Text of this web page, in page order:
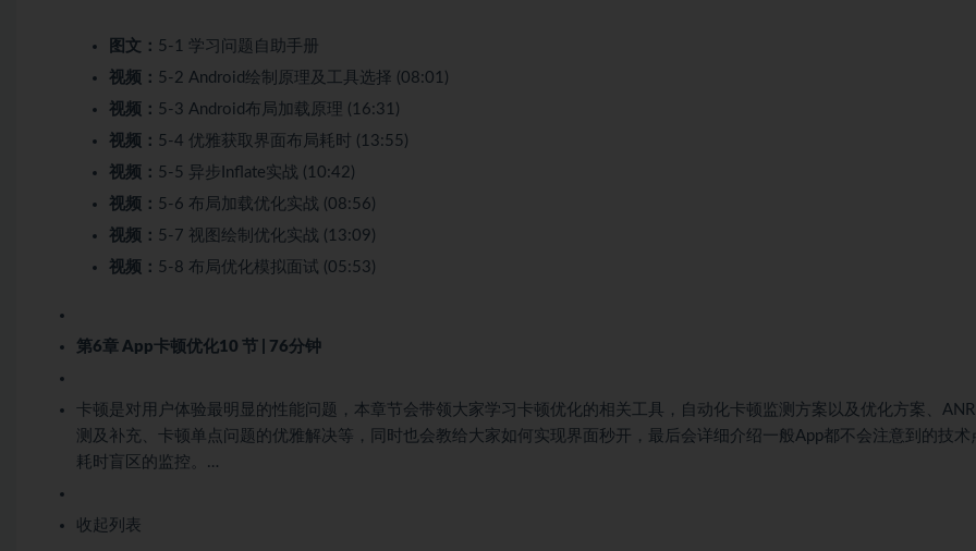
图文： 5-1 学习问题自助手册
视频： 5-2 Android绘制原理及工具选择 (08:01)
视频： 5-3 Android布局加载原理 (16:31)
视频： 5-4 优雅获取界面布局耗时 (13:55)
视频： 5-5 异步Inflate实战 (10:42)
视频： 5-6 布局加载优化实战 (08:56)
视频： 5-7 视图绘制优化实战 (13:09)
视频： 5-8 布局优化模拟面试 (05:53)
第6章 App卡顿优化10 节 | 76分钟
卡顿是对用户体验最明显的性能问题，本章节会带领大家学习卡顿优化的相关工具，自动化卡顿监测方案以及优化方案、
测及补充、卡顿单点问题的优雅解决等，同时也会教给大家如何实现界面秒开，最后会详细介绍一般App都不会注意到的技术
耗时盲区的监控。…
收起列表